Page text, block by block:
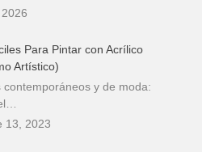
Para Pintar con Acrílico
Artístico)
contemporáneos y de moda:
13, 2023